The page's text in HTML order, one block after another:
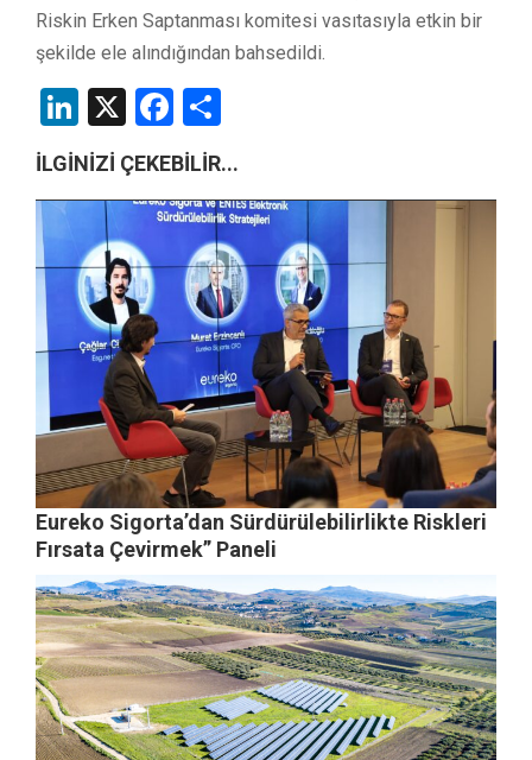
Riskin Erken Saptanması komitesi vasıtasıyla etkin bir
şekilde ele alındığından bahsedildi.
LinkedIn
X Facebook
İLGİNİZİ ÇEKEBİLİR...
Eureko Sigorta’dan Sürdürülebilirlikte Riskleri
Fırsata Çevirmek” Paneli